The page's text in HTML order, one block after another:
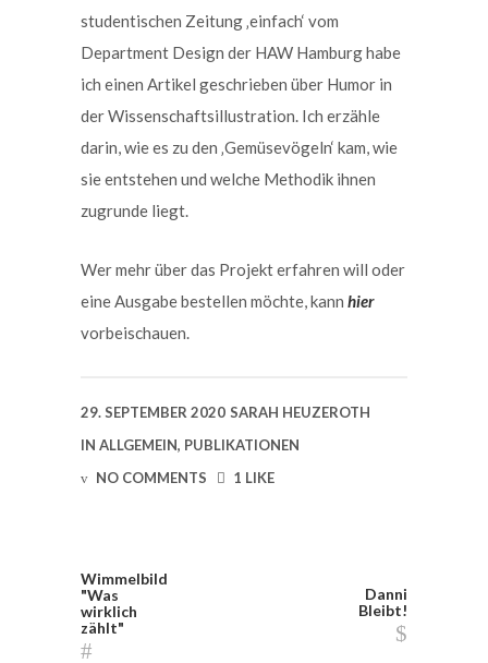
studentischen Zeitung ‚einfach‘ vom
Department Design der HAW Hamburg habe
ich einen Artikel geschrieben über Humor in
der Wissenschaftsillustration. Ich erzähle
darin, wie es zu den ‚Gemüsevögeln‘ kam, wie
sie entstehen und welche Methodik ihnen
zugrunde liegt.
Wer mehr über das Projekt erfahren will oder
eine Ausgabe bestellen möchte, kann hier
vorbeischauen.
29. SEPTEMBER 2020 SARAH HEUZEROTH
IN ALLGEMEIN, PUBLIKATIONEN
NO COMMENTS
1 LIKE
Wimmelbild
"Was
wirklich
zählt"
Danni
Bleibt!